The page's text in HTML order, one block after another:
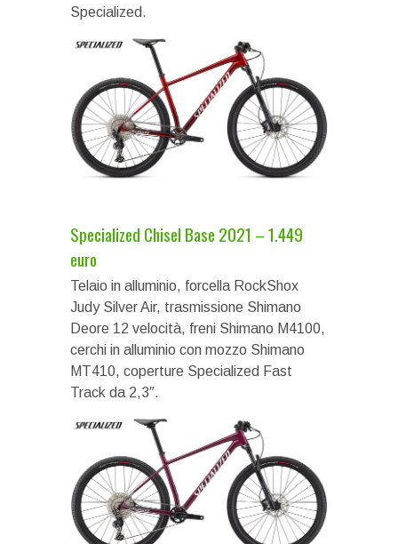
Specialized.
Specialized Chisel Base 2021 – 1.449
euro
Telaio in alluminio, forcella RockShox
Judy Silver Air, trasmissione Shimano
Deore 12 velocità, freni Shimano M4100,
cerchi in alluminio con mozzo Shimano
MT410, coperture Specialized Fast
Track da 2,3″.